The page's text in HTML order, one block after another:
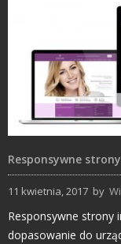
Responsywne
11 kwietnia, 2017 by
Responsywne strony
dopasowanie do